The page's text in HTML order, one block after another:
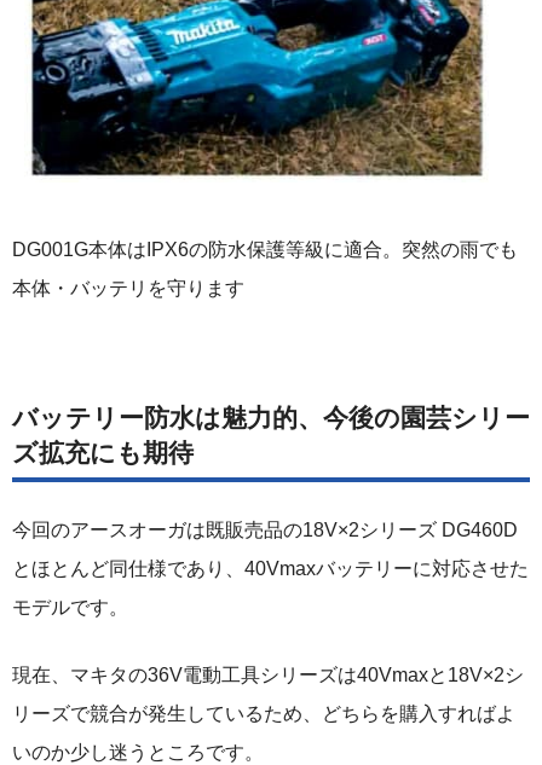
DG001G本体はIPX6の防水保護等級に適合。突然の雨でも
本体・バッテリを守ります
バッテリー防水は魅力的、今後の園芸シリー
ズ拡充にも期待
今回のアースオーガは既販売品の18V×2シリーズ DG460D
とほとんど同仕様であり、40Vmaxバッテリーに対応させた
モデルです。
現在、マキタの36V電動工具シリーズは40Vmaxと18V×2シ
リーズで競合が発生しているため、どちらを購入すればよ
いのか少し迷うところです。